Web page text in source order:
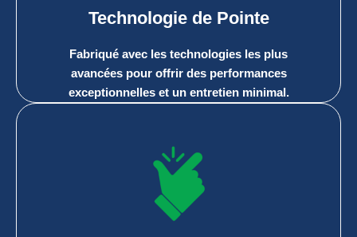
Technologie de Pointe
Fabriqué avec les technologies les plus
avancées pour offrir des performances
exceptionnelles et un entretien minimal.